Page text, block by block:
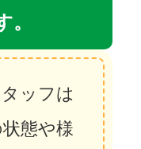
ッフは
態や様